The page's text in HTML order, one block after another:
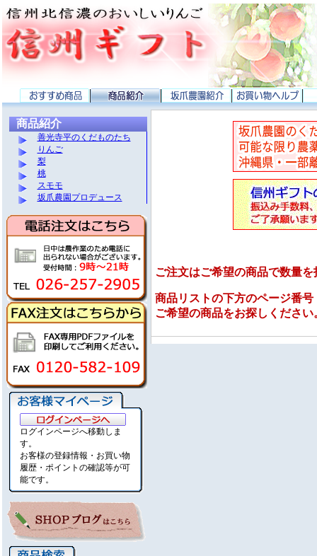
商品紹介
善光寺平のくだものたち
りんご
梨
桃
スモモ
坂爪農園プロデュース
ログインページへ移動しま
す。
お客様の登録情報・お買い物
履歴・ポイントの確認等が可
能です。
ご注文はご希望の商品で数量
商品リストの下方のページ番
ご希望の商品をお探しください